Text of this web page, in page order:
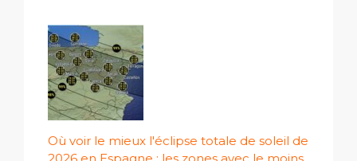
Où voir le mieux l'éclipse totale de soleil de